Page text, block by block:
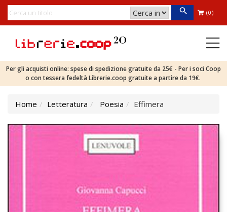
(0)
Per gli acquisti online: spese di spedizione gratuite da 25€ - Per i soci Coop
o con tessera fedeltà Librerie.coop gratuite a partire da 19€.
Home Letteratura Poesia Effimera